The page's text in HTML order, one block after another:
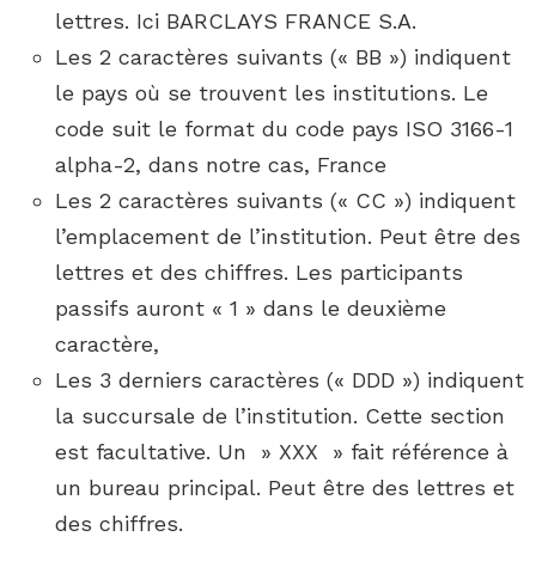
lettres. Ici BARCLAYS FRANCE S.A.
Les 2 caractères suivants (« BB ») indiquent
le pays où se trouvent les institutions. Le
code suit le format du code pays ISO 3166-1
alpha-2, dans notre cas, France
Les 2 caractères suivants (« CC ») indiquent
l’emplacement de l’institution. Peut être des
lettres et des chiffres. Les participants
passifs auront « 1 » dans le deuxième
caractère,
Les 3 derniers caractères (« DDD ») indiquent
la succursale de l’institution. Cette section
est facultative. Un » XXX » fait référence à
un bureau principal. Peut être des lettres et
des chiffres.